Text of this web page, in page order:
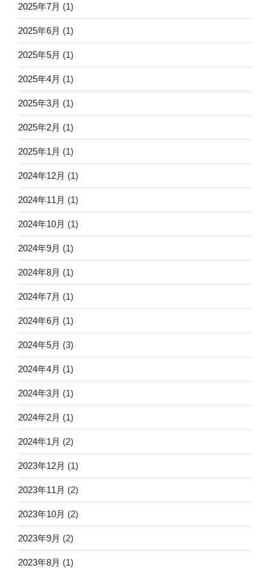
2025年7月 (1)
2025年6月 (1)
2025年5月 (1)
2025年4月 (1)
2025年3月 (1)
2025年2月 (1)
2025年1月 (1)
2024年12月 (1)
2024年11月 (1)
2024年10月 (1)
2024年9月 (1)
2024年8月 (1)
2024年7月 (1)
2024年6月 (1)
2024年5月 (3)
2024年4月 (1)
2024年3月 (1)
2024年2月 (1)
2024年1月 (2)
2023年12月 (1)
2023年11月 (2)
2023年10月 (2)
2023年9月 (2)
2023年8月 (1)